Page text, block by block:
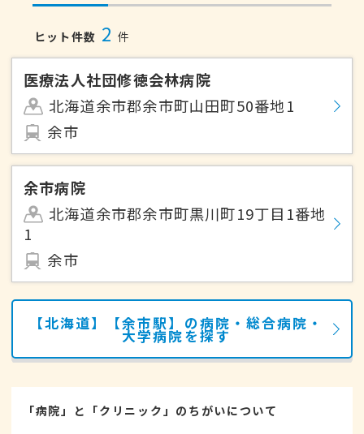
ヒット件数 2 件
医療法人社団修徳会林病院
北海道余市郡余市町山田町50番地1
余市
余市病院
北海道余市郡余市町黒川町19丁目1番地
1
余市
【北海道】【余市駅】の病院・総合病院・
大学病院を探す
「病院」と「クリニック」のちがいについて